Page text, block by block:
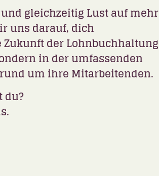
gleichzeitig Lust auf mehr
uns darauf, dich
der Lohnbuchhaltung
in der umfassenden
um ihre Mitarbeitenden.
du?